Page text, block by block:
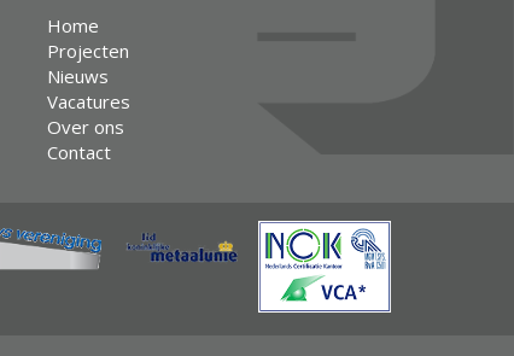
Home
Projecten
Nieuws
Vacatures
Over ons
Contact